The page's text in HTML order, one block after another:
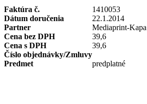
Faktúra č.
1410053
Dátum doručenia
22.1.2014
Partner
Mediaprint-Kapa
Cena bez DPH
39,6
Cena s DPH
39,6
Číslo objednávky/Zmluvy
Predmet
predplatné